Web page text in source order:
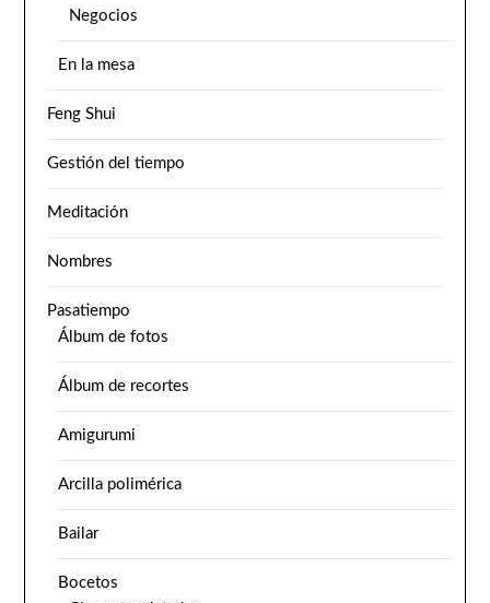
Negocios
En la mesa
Feng Shui
Gestión del tiempo
Meditación
Nombres
Pasatiempo
Álbum de fotos
Álbum de recortes
Amigurumi
Arcilla polimérica
Bailar
Bocetos